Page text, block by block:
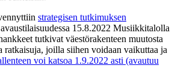
strategisen tutkimuksen
avaustilaisuudessa 15.8.2022 Musiikkitalolla
tutkivat väestörakenteen muutosta
ratkaisuja, joilla siihen voidaan vaikuttaa ja
voi katsoa 1.9.2022 asti (avautuu